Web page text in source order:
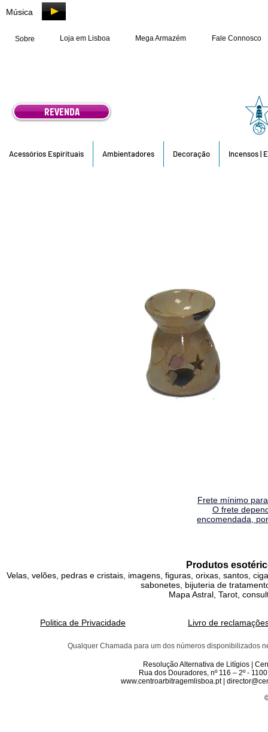
Música
Sobre Loja em Lisboa Mega Armazém Fale Connosco
REVENDA
Acessórios Espirituais Ambientadores Decoração Incensos |
Frete mínimo
O frete
encomendada,
Produtos
Velas, velões, pedras e cristais, imagens, figuras, orixas, santos,
sabonetes, bijuteria de
Mapa Astral, Tarot,
Politica de Privacidade Livro de
Qualquer Chamada para um dos números disponibilizados
Resolução Alternativa de Litígios |
Rua dos Douradores, nº 116 – 2º -
www.centroarbitragemlisboa.pt |